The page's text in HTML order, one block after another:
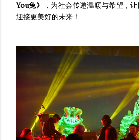
You兔》
，为社会传递温暖与希望，
迎接更美好的未来！